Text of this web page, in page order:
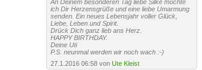
An Deinem besonderen Tag liebe Silke möchte
ich Dir Herzensgrüße und eine liebe Umarmung
senden. Ein neues Lebensjahr voller Glück,
Liebe, Leben und Spirit.
Drück Dich ganz lieb ans Herz.
HAPPY BIRTHDAY.
Deine Uti
P.S. neunmal werden wir noch wach :-)
27.1.2016 06:58 von Ute Kleist